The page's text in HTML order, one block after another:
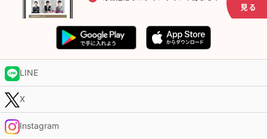
LINE
X
Instagram